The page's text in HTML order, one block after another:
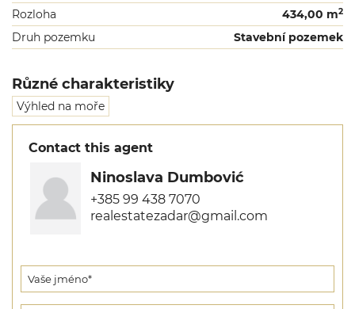
Rozloha
434,00 m2
Druh pozemku Stavební pozemek
Různé charakteristiky
Výhled na moře
Contact this agent
Ninoslava Dumbović
+385 99 438 7070
realestatezadar@gmail.com